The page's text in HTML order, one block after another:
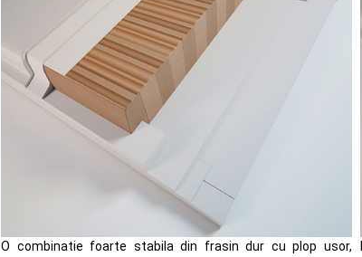
O combinatie foarte stabila din frasin dur cu plop usor,